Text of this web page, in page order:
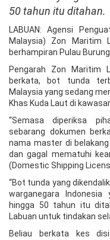
50 tahun itu ditahan.
LABUAN: Agensi
Malaysia) Zon Maritim
berhampiran Pulau
Pengarah Zon Maritim
berkata, bot tunda
Malaysia yang sedang
Khas Kuda Laut di
“Semasa diperiksa
sebarang dokumen
nama master di
dan gagal mematuhi
(Domestic Shipping
“Bot tunda yang
warganegara
hingga 50 tahun itu
Labuan untuk tindakan
Beliau berkata kes